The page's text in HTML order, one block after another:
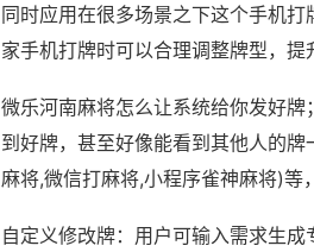
同时应用在很多场景之下这个手机
家手机打牌时可以合理调整牌型，提
微乐河南麻将怎么让系统给你发好
到好牌，甚至好像能看到其他人的
麻将,微信打麻将,小程序雀神麻将)等
自定义修改牌：用户可输入需求生